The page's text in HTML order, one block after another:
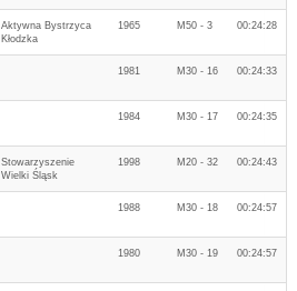
Aktywna Bystrzyca
Kłodzka
1965 M50 - 3 00:24:28
1981 M30 - 16 00:24:33
1984 M30 - 17 00:24:35
Stowarzyszenie
Wielki Śląsk
1998 M20 - 32 00:24:43
1988 M30 - 18 00:24:57
1980 M30 - 19 00:24:57